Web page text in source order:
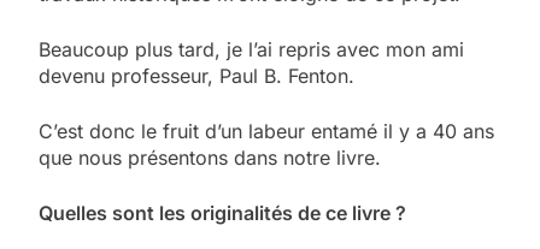
Beaucoup plus tard, je l’ai repris avec mon ami
devenu professeur, Paul B. Fenton.
C’est donc le fruit d’un labeur entamé il y a 40 ans
que nous présentons dans notre livre.
Quelles sont les originalités de ce livre ?